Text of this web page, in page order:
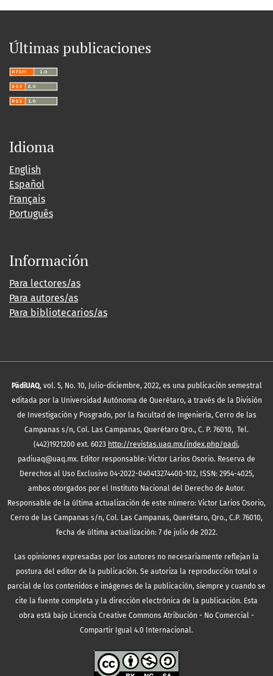
Últimas publicaciones
Idioma
English
Español
Français
Português
Información
Para lectores/as
Para autores/as
Para bibliotecarios/as
PädiUAQ, vol. 5, No. 10, Julio-diciembre, 2022, es una publicación semestral
editada por la Universidad Autónoma de Querétaro, a través de la División
de Investigación y Posgrado, por la Facultad de Ingeniería, Cerro de las
Campanas s/n, Col. Las Campanas, Querétaro Qro., C. P. 76010, Tel.
(442)1921200 ext. 6023 http://revistas.uaq.mx/index.php/padi,
padiuaq@uaq.mx. Editor responsable: Victor Larios Osorio. Reserva de
Derechos al Uso Exclusivo 04-2022-040413274400-102, ISSN: 2954-4025,
ambos otorgados por el Instituto Nacional del Derecho de Autor.
Responsable de la última actualización de este número: Victor Larios Osorio,
Cerro de las Campanas s/n, Col. Las Campanas, Querétaro, Qro., C.P. 76010,
fecha de última actualización: 7 de julio de 2022.
Las opiniones expresadas por los autores no necesariamente reflejan la
postura del editor de la publicación. Se autoriza la reproducción total o
parcial de los contenidos e imágenes de la publicación, siempre y cuando se
cite la fuente completa y la dirección electrónica de la publicación. Esta
obra está bajo Licencia Creative Commons Atribución - No Comercial -
Compartir Igual 4.0 Internacional.